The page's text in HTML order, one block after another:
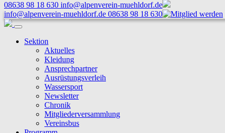
08638 98 18 630 info@alpenverein-muehldorf.de
info@alpenverein-muehldorf.de 08638 98 18 630
Sektion
Aktuelles
Kleidung
Ansprechpartner
Ausrüstungsverleih
Wassersport
Newsletter
Chronik
Mitgliederversammlung
Vereinsbus